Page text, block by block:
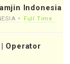
Indonesia
Full Time
Operator